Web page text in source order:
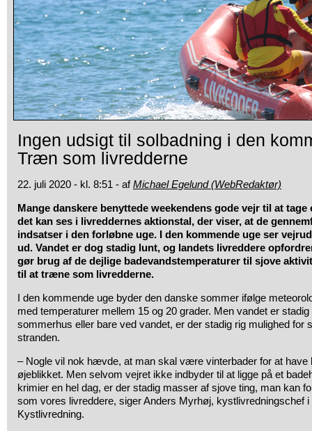
Ingen udsigt til solbadning i den
Træn som livredderne
22. juli 2020 - kl. 8:51 - afMichael Egelund (WebRedaktør)
Mange danskere benyttede weekendens gode vejr til at
det kan ses i livreddernes aktionstal, der viser, at de
indsatser i den forløbne uge. I den kommende uge ser
ud. Vandet er dog stadig lunt, og landets livreddere
gør brug af de dejlige badevandstemperaturer til sjove
til at træne som livredderne.
I den kommende uge byder den danske sommer ifølge
med temperaturer mellem 15 og 20 grader. Men vandet er
sommerhus eller bare ved vandet, er der stadig rig mulighed for
stranden.
– Nogle vil nok hævde, at man skal være vinterbader for at have
øjeblikket. Men selvom vejret ikke indbyder til at ligge på et
krimier en hel dag, er der stadig masser af sjove ting, man kan
som vores livreddere, siger Anders Myrhøj, kystlivredningschef i
Kystlivredning.